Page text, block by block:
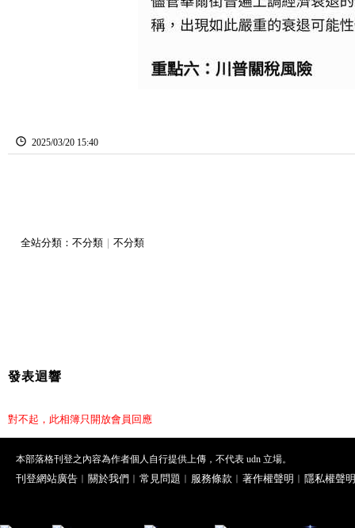
2025/03/20 15:40
全站分類： 不分類 不分類
發表迴響
對不起，此相簿只開放會員回應
本部落格刊登之內容為作者個人自行提供上傳，不代表 udn 立場。
刊登網站廣告 ︱ 關於我們 ︱ 常見問題 ︱ 服務條款 ︱ 著作權聲明 ︱ 隱私權聲明